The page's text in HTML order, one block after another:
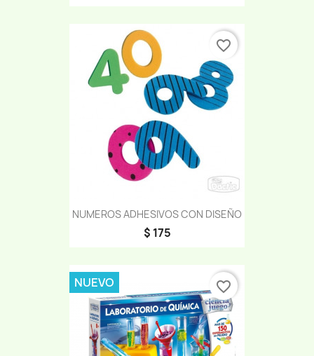
NUMEROS ADHESIVOS CON DISEÑO
$ 175
favorite_border
NUEVO favorite_border